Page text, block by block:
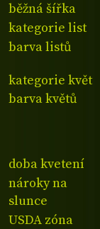
běžná šířka
kategorie list
barva listů
kategorie květ
barva květů
doba kvetení
nároky na
slunce
USDA zóna